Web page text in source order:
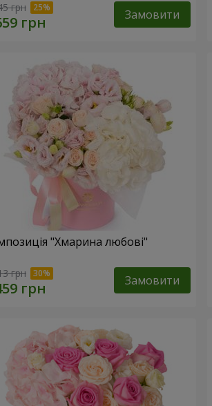
грн Замовити
"Хмарина любові"
грн Замовити